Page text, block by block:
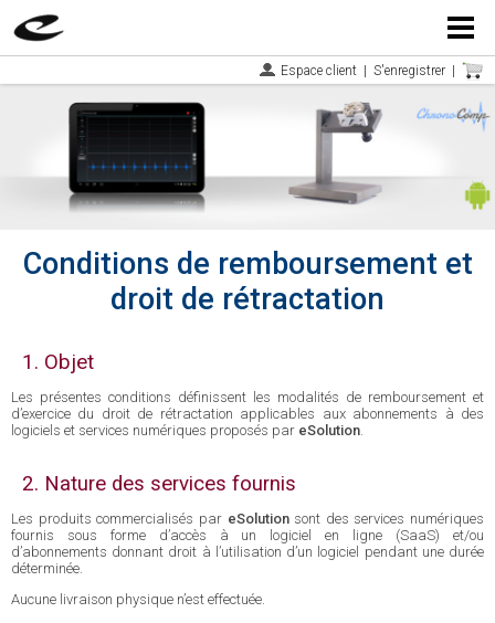
Menu
Espace client S'enregistrer
Conditions de remboursement et
droit de rétractation
1. Objet
Les présentes conditions définissent les modalités de remboursement et
d’exercice du droit de rétractation applicables aux abonnements à des
logiciels et services numériques proposés par eSolution.
2. Nature des services fournis
Les produits commercialisés par eSolutionsont des services numériques
fournis sous forme d’accès à un logiciel en ligne (SaaS) et/ou
d’abonnements donnant droit à l’utilisation d’un logiciel pendant une durée
déterminée.
Aucune livraison physique n’est effectuée.